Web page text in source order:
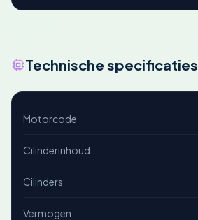
Technische specificaties
Motorcode
Cilinderinhoud
Cilinders
Vermogen